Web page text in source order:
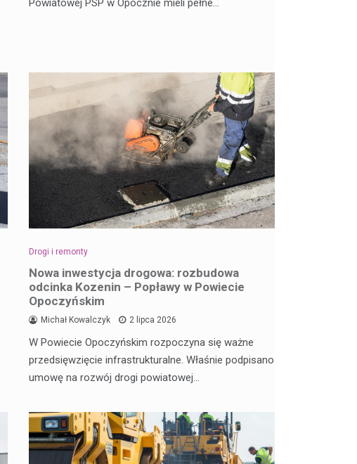
Drogi i remonty
Nowa inwestycja drogowa: rozbudowa
odcinka Kozenin – Popławy w Powiecie
Opoczyńskim
Michał Kowalczyk 2 lipca 2026
W Powiecie Opoczyńskim rozpoczyna się ważne
przedsięwzięcie infrastrukturalne. Właśnie podpisano
umowę na rozwój drogi powiatowej…